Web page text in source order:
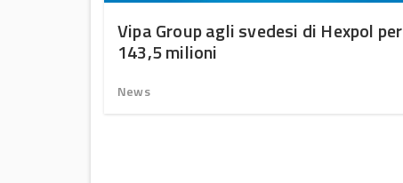
Vipa Group agli svedesi di Hexpol per
143,5 milioni
News